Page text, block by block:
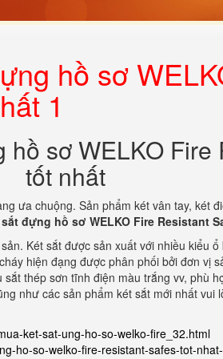
hồ sơ
1
sơ WELKO Fire
tốt nhất
ưa chuộng. Sản phẩm két vân tay, két
đựng hồ sơ WELKO Fire Resistant
Két sắt được sản xuất với nhiều kiểu
hiện đạng được phân phối bởi đơn vị
thép sơn tĩnh điện màu trắng vv, phù
như các sản phẩm két sắt mới nhất vui
ket-sat-ung-ho-so-welko-fire_32.html
ho-so-welko-fire-resistant-safes-tot-